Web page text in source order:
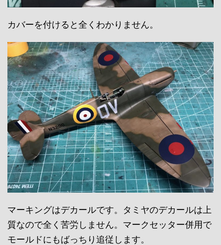
カバーを付けると全くわかりません。
マーキングはデカールです。タミヤのデカールは上
質なので全く苦労しません。マークセッター併用で
モールドにもばっちり追従します。